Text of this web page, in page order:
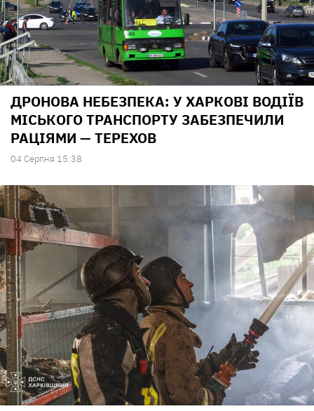
ДРОНОВА НЕБЕЗПЕКА: У ХАРКОВІ ВОДІЇВ
МІСЬКОГО ТРАНСПОРТУ ЗАБЕЗПЕЧИЛИ
РАЦІЯМИ — ТЕРЕХОВ
04 Серпня 15:38